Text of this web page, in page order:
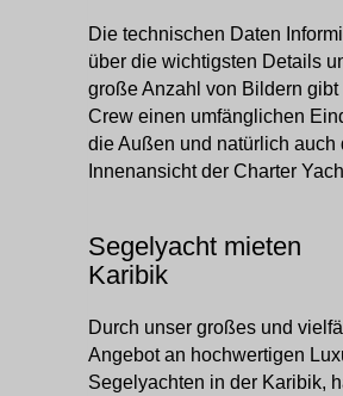
Die technischen Daten
über die wichtigsten Details
große Anzahl von Bildern gibt
Crew einen umfänglichen
die Außen und natürlich auch
Innenansicht der Charter
Segelyacht mieten
Karibik
Durch unser großes und
Angebot an hochwertigen
Segelyachten in der Karibik,